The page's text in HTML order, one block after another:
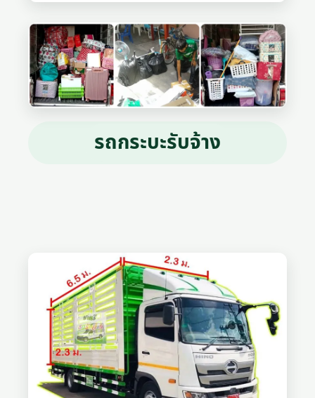
รถกระบะรับจ้าง